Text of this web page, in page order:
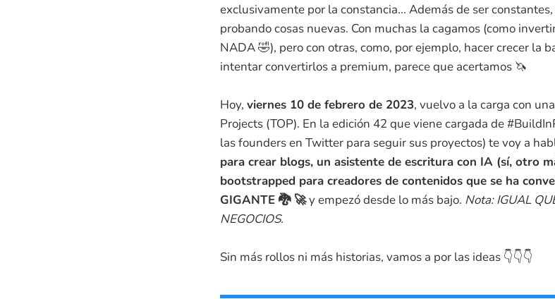
exclusivamente por la constancia... Además de ser
probando cosas nuevas. Con muchas la cagamos (como
NADA 🤣), pero con otras, como, por ejemplo, hacer crecer la
intentar convertirlos a premium, parece que acertamos 🦄
Hoy, viernes 10 de febrero de 2023, vuelvo a la carga con
Projects (TOP). En la edición 42 que viene cargada de
las founders en Twitter para seguir sus proyectos) te voy a
para crear blogs, un asistente de escritura con IA (sí, otro
bootstrapped para creadores de contenidos que se ha
GIGANTE 🐉 🚀y empezó desde lo más bajo. Nota: IGUAL
NEGOCIOS.
Sin más rollos ni más historias, vamos a por las ideas 👇👇👇